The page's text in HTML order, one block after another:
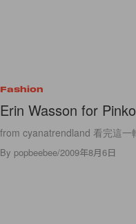
Fashion
Erin Wasson for
from cyanatrendland 看完這
By popbeebee/2009年8月6日